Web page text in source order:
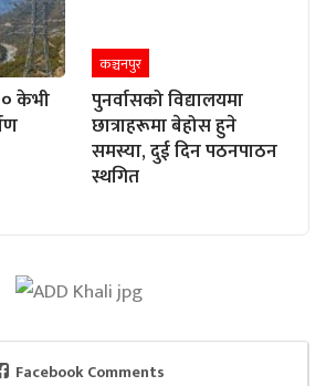
केभी
कञ्चनपुर
पुनर्वासको विद्यालयमा
छात्राहरूमा बेहोस हुने
समस्या, दुई दिन पठनपाठन
स्थगित
Facebook Comments